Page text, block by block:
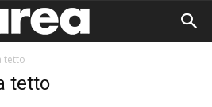
tetto
tetto